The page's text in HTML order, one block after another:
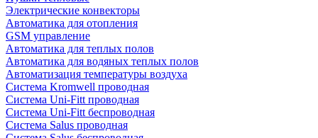
Электрические конвекторы
Автоматика для отопления
GSM управление
Автоматика для теплых полов
Автоматика для водяных теплых полов
Автоматизация температуры воздуха
Система Kromwell проводная
Система Uni-Fitt проводная
Система Uni-Fitt беспроводная
Система Salus проводная